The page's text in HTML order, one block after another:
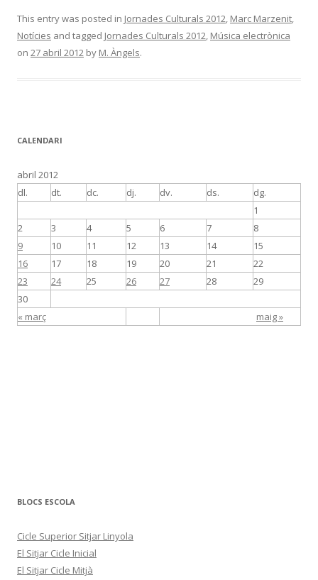
e
b
itt
er
m
p
This entry was posted in Jornades Culturals 2012, Marc Marzenit,
Notícies and tagged Jornades Culturals 2012, Música electrònica
on 27 abril 2012 by M. Àngels.
CALENDARI
abril 2012
dl.
dt. dc. dj. dv. ds. dg.
« març maig »
1
2
3 4 5 6 7
8
9
10 11 12 13 14
15
16
17 18 19 20 21
22
23
24 25 26 27 28
29
30
BLOCS ESCOLA
Cicle Superior Sitjar Linyola
El Sitjar Cicle Inicial
El Sitjar Cicle Mitjà